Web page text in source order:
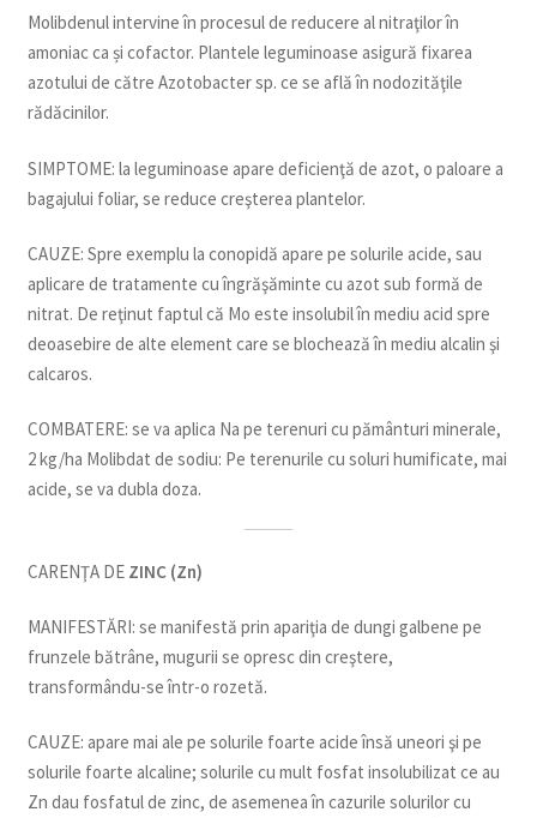
Molibdenul intervine în procesul de reducere al nitraţilor în
amoniac ca și cofactor. Plantele leguminoase asigură fixarea
azotului de către Azotobacter sp. ce se află în nodozităţile
rădăcinilor.
SIMPTOME: la leguminoase apare deficienţă de azot, o paloare a
bagajului foliar, se reduce creşterea plantelor.
CAUZE: Spre exemplu la conopidă apare pe solurile acide, sau
aplicare de tratamente cu îngrăşăminte cu azot sub formă de
nitrat. De reţinut faptul că Mo este insolubil în mediu acid spre
deoasebire de alte element care se blochează în mediu alcalin şi
calcaros.
COMBATERE: se va aplica Na pe terenuri cu pământuri minerale,
2 kg/ha Molibdat de sodiu: Pe terenurile cu soluri humificate, mai
acide, se va dubla doza.
CARENŢA DE ZINC (Zn)
MANIFESTĂRI: se manifestă prin apariţia de dungi galbene pe
frunzele bătrâne, mugurii se opresc din creştere,
transformându-se într-o rozetă.
CAUZE: apare mai ale pe solurile foarte acide însă uneori şi pe
solurile foarte alcaline; solurile cu mult fosfat insolubilizat ce au
Zn dau fosfatul de zinc, de asemenea în cazurile solurilor cu